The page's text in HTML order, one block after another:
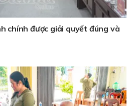
chính được giải quyết đúng và